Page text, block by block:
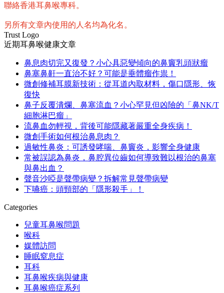
聯絡香港耳鼻喉專科。
另所有文章內使用的人名均為化名。
Trust Logo
近期耳鼻喉健康文章
鼻息肉切完又復發？小心具惡變傾向的鼻竇乳頭狀瘤
鼻塞鼻鼾一直治不好？可能是垂體瘤作祟！
微創修補耳膜新技術：從耳道內取材料，傷口隱形、恢
復快
鼻子反覆潰爛、鼻塞流血？小心罕見但凶險的「鼻NK/T
細胞淋巴瘤」
流鼻血勿輕視，背後可能隱藏著嚴重全身疾病！
微創手術如何根治鼻息肉？
過敏性鼻炎：可誘發哮喘、鼻竇炎，影響全身健康
常被誤認為鼻炎，鼻腔異位齒如何導致難以根治的鼻塞
與鼻出血？
聲音沙啞是聲帶病變？拆解常見聲帶病變
下嚥癌：頭頸部的「隱形殺手」！
Categories
兒童耳鼻喉問題
喉科
媒體訪問
睡眠窒息症
耳科
耳鼻喉疾病與健康
耳鼻喉癌症系列